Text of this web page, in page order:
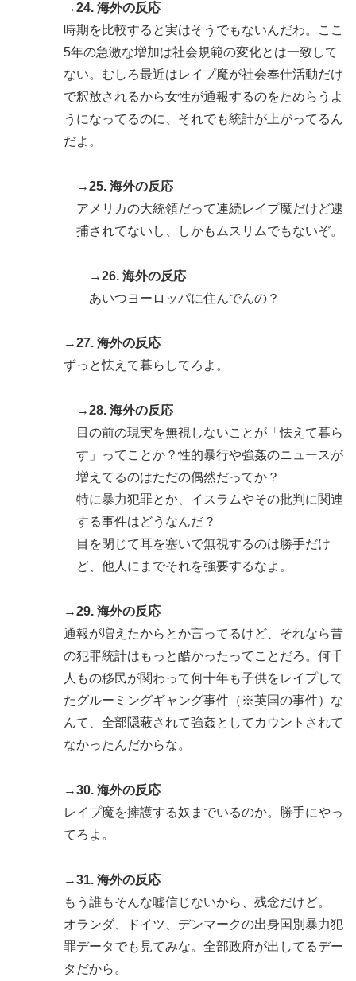
→24. 海外の反応
時期を比較すると実はそうでもないんだわ。ここ
5年の急激な増加は社会規範の変化とは一致して
ない。むしろ最近はレイプ魔が社会奉仕活動だけ
で釈放されるから女性が通報するのをためらうよ
うになってるのに、それでも統計が上がってるん
だよ。
→25. 海外の反応
アメリカの大統領だって連続レイプ魔だけど逮
捕されてないし、しかもムスリムでもないぞ。
→26. 海外の反応
あいつヨーロッパに住んでんの？
→27. 海外の反応
ずっと怯えて暮らしてろよ。
→28. 海外の反応
目の前の現実を無視しないことが「怯えて暮ら
す」ってことか？性的暴行や強姦のニュースが
増えてるのはただの偶然だってか？
特に暴力犯罪とか、イスラムやその批判に関連
する事件はどうなんだ？
目を閉じて耳を塞いで無視するのは勝手だけ
ど、他人にまでそれを強要するなよ。
→29. 海外の反応
通報が増えたからとか言ってるけど、それなら昔
の犯罪統計はもっと酷かったってことだろ。何千
人もの移民が関わって何十年も子供をレイプして
たグルーミングギャング事件（※英国の事件）な
んて、全部隠蔽されて強姦としてカウントされて
なかったんだからな。
→30. 海外の反応
レイプ魔を擁護する奴までいるのか。勝手にやっ
てろよ。
→31. 海外の反応
もう誰もそんな嘘信じないから、残念だけど。
オランダ、ドイツ、デンマークの出身国別暴力犯
罪データでも見てみな。全部政府が出してるデー
タだから。